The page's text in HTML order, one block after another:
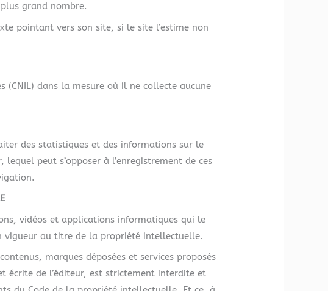
grand nombre.
pointant vers son site, si le site l’estime non
dans la mesure où il ne collecte aucune
des statistiques et des informations sur le
peut s’opposer à l’enregistrement de ces
vidéos et applications informatiques qui le
vigueur au titre de la propriété intellectuelle.
marques déposées et services proposés
écrite de l’éditeur, est strictement interdite et